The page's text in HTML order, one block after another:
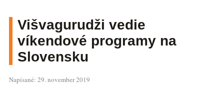
Višvagurudži vedie
víkendové programy na
Slovensku
Napísané: 29. november 2019